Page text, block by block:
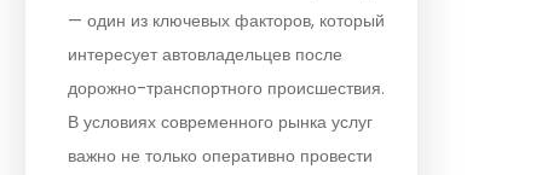
— один из ключевых факторов, который
интересует автовладельцев после
дорожно-транспортного происшествия.
В условиях современного рынка услуг
важно не только оперативно провести